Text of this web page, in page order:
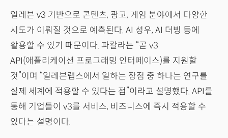
일레븐 v3 기반으로 콘텐츠, 광고, 게임 분야에서 다양한
시도가 이뤄질 것으로 예측된다. AI 성우, AI 더빙 등에
활용할 수 있기 때문이다. 파칼라는 “곧 v3
API(애플리케이션 프로그래밍 인터페이스)를 지원할
것”이며 “일레븐랩스에서 일하는 장점 중 하나는 연구를
실제 세계에 적용할 수 있다는 점”이라고 설명했다. API를
통해 기업들이 v3를 서비스, 비즈니스에 즉시 적용할 수
있다는 설명이다.